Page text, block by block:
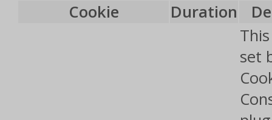
Cookie
Duration
set